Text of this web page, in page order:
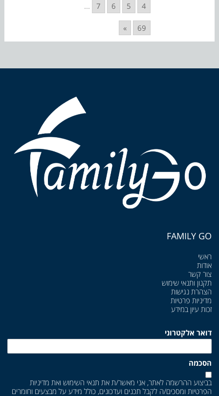
4
5
6
7
...
69
»
FAMILY GO
ראשי
אודות
צור קשר
תקנון ותנאי שימוש
הצהרת נגישות
מדיניות פרטיות
זכות עיון במידע
דואר אלקטרוני
הסכמה
בביצוע ההרשמה לאתר, אני מאשר/ת את תנאי השימוש ואת מדיניות
הפרטיות ומסכים/ה לקבל תכנים ועדכונים, כולל מידע על מבצעים וחומרים